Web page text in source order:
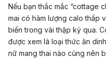
Nếu bạn thắc mắc “cottage
mai có hàm lượng calo thấp
biến trong vài thập kỷ qua.
được xem là loại thức ăn
nữ mang thai nào cũng nên